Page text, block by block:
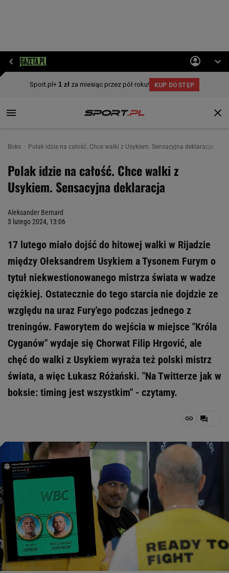
Boks Polak idzie na całość. Chce walki z Usykiem. Sensacyjna deklaracja
Polak idzie na całość. Chce walki z
Usykiem. Sensacyjna deklaracja
Aleksander Bernard
3 lutego 2024, 13:06
17 lutego miało dojść do hitowej walki w Rijadzie
między Ołeksandrem Usykiem a Tysonem Furym o
tytuł niekwestionowanego mistrza świata w wadze
ciężkiej. Ostatecznie do tego starcia nie dojdzie ze
względu na uraz Fury'ego podczas jednego z
treningów. Faworytem do wejścia w miejsce "Króla
Cyganów" wydaje się Chorwat Filip Hrgović, ale
chęć do walki z Usykiem wyraża też polski mistrz
świata, a więc Łukasz Różański. "Na Twitterze jak w
boksie: timing jest wszystkim" - czytamy.